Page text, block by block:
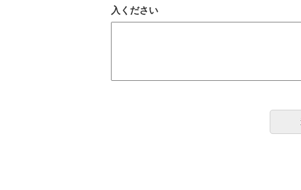
入ください